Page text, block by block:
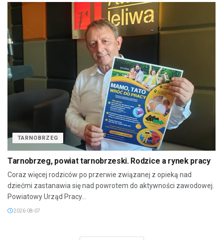
TARNOBRZEG
Tarnobrzeg, powiat tarnobrzeski. Rodzice a rynek pracy
Coraz więcej rodziców po przerwie związanej z opieką nad
dziećmi zastanawia się nad powrotem do aktywności zawodowej.
Powiatowy Urząd Pracy...
2026-08-07